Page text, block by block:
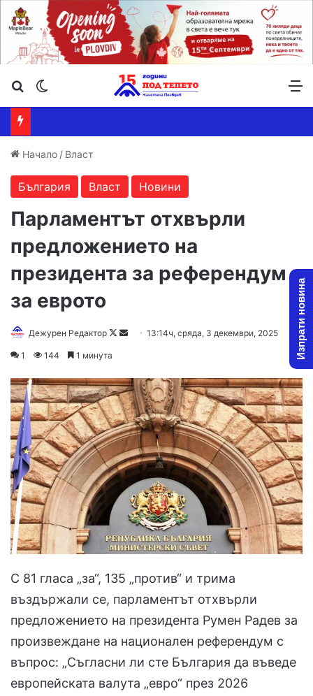
Търсене ...
Начало / Власт
България Власт Новини
Парламентът отхвърли
предложението на
президента за референдум
за еврото
Дежурен Редактор
Follow
Send13:14ч, сряда, 3 декември, 2025
1 144 1 минута
С 81 гласа „за“, 135 „против“ и трима
въздържали се, парламентът отхвърли
предложението на президента Румен Радев за
произвеждане на национален референдум с
въпрос: „Съгласни ли сте България да въведе
европейската валута „евро“ през 2026
Изпрати новина